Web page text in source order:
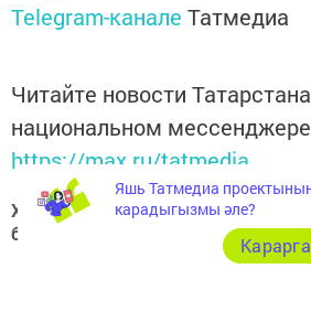
Telegram-канале Татмедиа
Читайте новости
национальном
https://max.ru/tatmedia
Хәзер Арча һәм Арча районы
безнең
Telegram-каналданда белә
Яшь Татмедиа
карадыгызмы әле?
Карарга